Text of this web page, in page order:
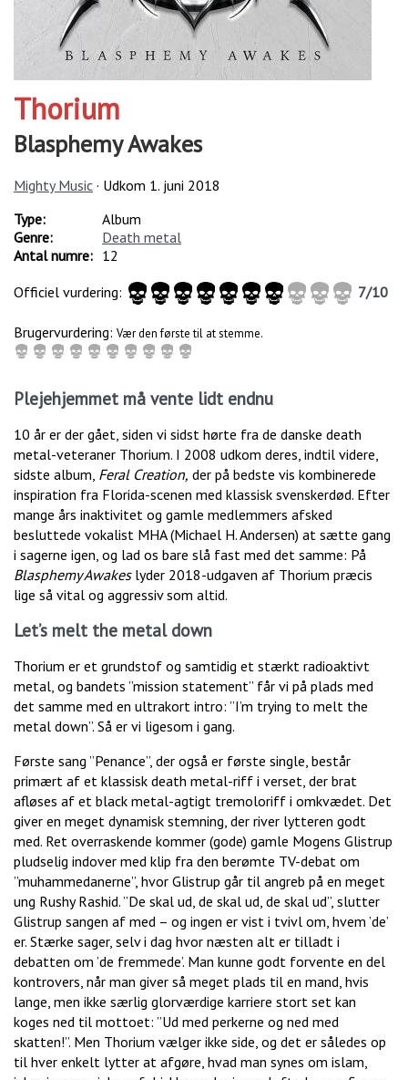
Thorium
Blasphemy Awakes
Mighty Music · Udkom 1. juni 2018
Type:
Album
Genre:
Death metal
Antal numre: 12
Officiel vurdering:
7/10
Brugervurdering: Vær den første til at stemme.
Plejehjemmet må vente lidt endnu
10 år er der gået, siden vi sidst hørte fra de danske death
metal-veteraner Thorium. I 2008 udkom deres, indtil videre,
sidste album, Feral Creation, der på bedste vis kombinerede
inspiration fra Florida-scenen med klassisk svenskerdød. Efter
mange års inaktivitet og gamle medlemmers afsked
besluttede vokalist MHA (Michael H. Andersen) at sætte gang
i sagerne igen, og lad os bare slå fast med det samme: På
Blasphemy Awakeslyder 2018-udgaven af Thorium præcis
lige så vital og aggressiv som altid.
Let’s melt the metal down
Thorium er et grundstof og samtidig et stærkt radioaktivt
metal, og bandets ”mission statement” får vi på plads med
det samme med en ultrakort intro: ”I’m trying to melt the
metal down”. Så er vi ligesom i gang.
Første sang ”Penance”, der også er første single, består
primært af et klassisk death metal-riff i verset, der brat
afløses af et black metal-agtigt tremoloriff i omkvædet. Det
giver en meget dynamisk stemning, der river lytteren godt
med. Ret overraskende kommer (gode) gamle Mogens Glistrup
pludselig indover med klip fra den berømte TV-debat om
”muhammedanerne”, hvor Glistrup går til angreb på en meget
ung Rushy Rashid. ”De skal ud, de skal ud, de skal ud”, slutter
Glistrup sangen af med – og ingen er vist i tvivl om, hvem ’de’
er. Stærke sager, selv i dag hvor næsten alt er tilladt i
debatten om ’de fremmede’. Man kunne godt forvente en del
kontrovers, når man giver så meget plads til en mand, hvis
lange, men ikke særlig glorværdige karriere stort set kan
koges ned til mottoet: ”Ud med perkerne og ned med
skatten!”. Men Thorium vælger ikke side, og det er således op
til hver enkelt lytter at afgøre, hvad man synes om islam,